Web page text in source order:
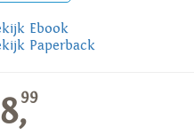
Ebook
Paperback
99